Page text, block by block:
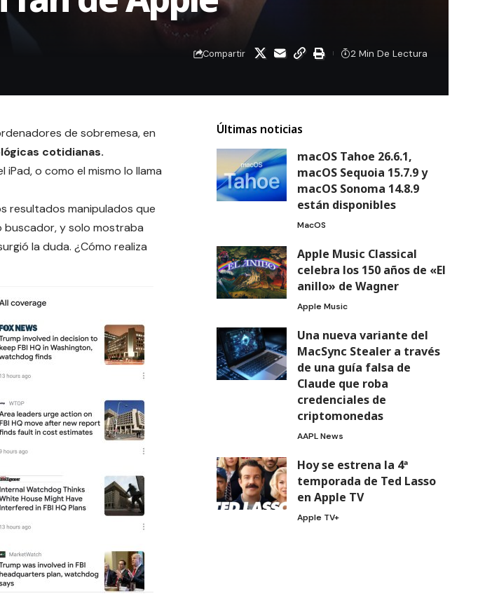
Compartir 2 Min De Lectura
de sobremesa, en
cotidianas.
iPad, o como el mismo lo llama
resultados manipulados que
buscador, y solo mostraba
la duda. ¿Cómo realiza
Últimas noticias
macOS Tahoe 26.6.1,
macOS Sequoia 15.7.9 y
macOS Sonoma 14.8.9
están disponibles
MacOS
Apple Music Classical
celebra los 150 años de «El
anillo» de Wagner
Apple Music
Una nueva variante del
MacSync Stealer a través
de una guía falsa de
Claude que roba
credenciales de
criptomonedas
AAPL News
Hoy se estrena la 4ª
temporada de Ted Lasso
en Apple TV
Apple TV+